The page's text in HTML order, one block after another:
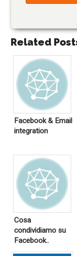
Related
Facebook & Email
integration
Cosa
condividiamo su
Facebook..